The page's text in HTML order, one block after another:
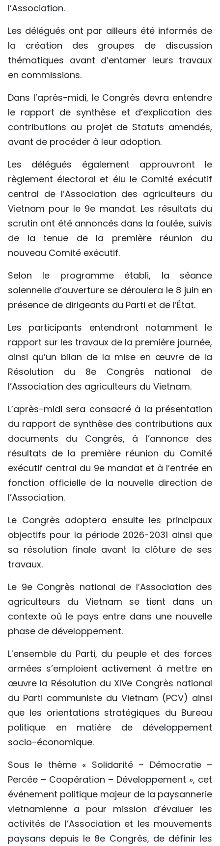
l’Association.
Les délégués ont par ailleurs été informés de
la création des groupes de discussion
thématiques avant d’entamer leurs travaux
en commissions.
Dans l’après-midi, le Congrès devra entendre
le rapport de synthèse et d’explication des
contributions au projet de Statuts amendés,
avant de procéder à leur adoption.
Les délégués également approuvront le
règlement électoral et élu le Comité exécutif
central de l’Association des agriculteurs du
Vietnam pour le 9e mandat. Les résultats du
scrutin ont été annoncés dans la foulée, suivis
de la tenue de la première réunion du
nouveau Comité exécutif.
Selon le programme établi, la séance
solennelle d’ouverture se déroulera le 8 juin en
présence de dirigeants du Parti et de l’État.
Les participants entendront notamment le
rapport sur les travaux de la première journée,
ainsi qu’un bilan de la mise en œuvre de la
Résolution du 8e Congrès national de
l’Association des agriculteurs du Vietnam.
L’après-midi sera consacré à la présentation
du rapport de synthèse des contributions aux
documents du Congrès, à l’annonce des
résultats de la première réunion du Comité
exécutif central du 9e mandat et à l’entrée en
fonction officielle de la nouvelle direction de
l’Association.
Le Congrès adoptera ensuite les principaux
objectifs pour la période 2026-2031 ainsi que
sa résolution finale avant la clôture de ses
travaux.
Le 9e Congrès national de l’Association des
agriculteurs du Vietnam se tient dans un
contexte où le pays entre dans une nouvelle
phase de développement.
L’ensemble du Parti, du peuple et des forces
armées s’emploient activement à mettre en
œuvre la Résolution du XIVe Congrès national
du Parti communiste du Vietnam (PCV) ainsi
que les orientations stratégiques du Bureau
politique en matière de développement
socio-économique.
Sous le thème « Solidarité – Démocratie –
Percée – Coopération – Développement », cet
événement politique majeur de la paysannerie
vietnamienne a pour mission d’évaluer les
activités de l’Association et les mouvements
paysans depuis le 8e Congrès, de définir les